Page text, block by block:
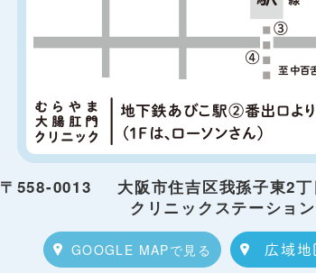
〒558-0013
大阪市住吉区我孫子東2
クリニックステーショ
GOOGLE MAPで見る 広域地